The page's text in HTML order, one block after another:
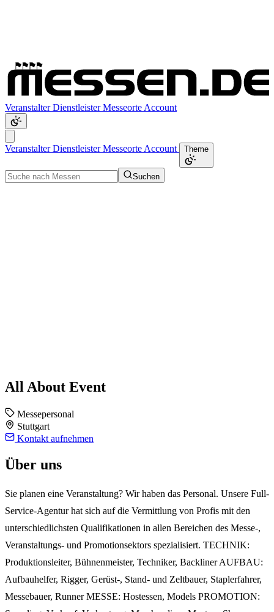
VeranstalterDienstleisterMesseorte Account
VeranstalterDienstleisterMesseorte Account Theme
Suchen
All About Event
Messepersonal
Stuttgart
Kontakt aufnehmen
Über uns
Sie planen eine Veranstaltung? Wir haben das Personal. Unsere Full-
Service-Agentur hat sich auf die Vermittlung von Profis mit den
unterschiedlichsten Qualifikationen in allen Bereichen des Messe-,
Veranstaltungs- und Promotionsektors spezialisiert. TECHNIK:
Produktionsleiter, Bühnenmeister, Techniker, Backliner AUFBAU:
Aufbauhelfer, Rigger, Gerüst-, Stand- und Zeltbauer, Staplerfahrer,
Messebauer, Runner MESSE: Hostessen, Models PROMOTION: